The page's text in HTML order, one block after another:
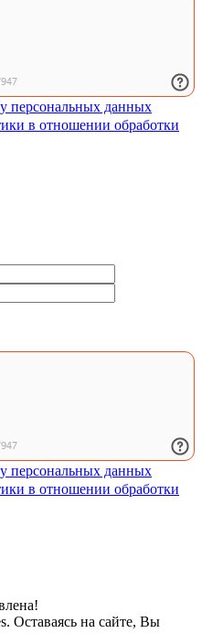
персональных данных
в отношении обработки
персональных данных
в отношении обработки
Оставаясь на сайте, Вы